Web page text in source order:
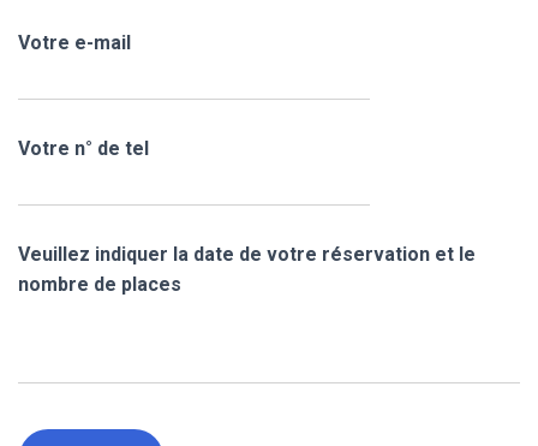
Votre e-mail
Votre n° de tel
Veuillez indiquer la date de votre réservation et le
nombre de places